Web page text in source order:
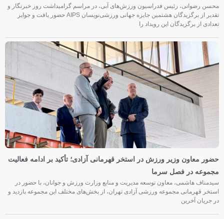
محسن رضوانی، رئیس فدراسیون ورزش‌های آبی، در مراسم گرامیداشت روز خبرنگار و
تقدیر از برگزیدگان هشتمین جایزه جهانی ورزشی‌نویسان AIPS حضور یافت و جوایز
تعدادی از برگزیدگان این رویداد را
حضور معاون وزیر ورزش در استخر قهرمانی آزادی؛ تأکید بر ادامه فعالیت
مجموعه در فصل سرما
سیدمناف هاشمی، معاون توسعه مدیریت و منابع وزارت ورزش و جوانان، با حضور در
استخر قهرمانی مجموعه ورزشی آزادی تهران، از بخش‌های مختلف این مجموعه بازدید و
در جریان آخرین